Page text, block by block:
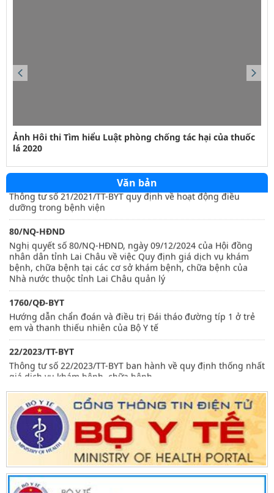
Ảnh Hôi thi Tìm hiểu Luật phòng chống tác hại của thuốc
lá 2020
Văn bản
423/QĐ-BVHTTDL
Quy định quy tắc ứng xử văn hoá trên môi trường số
21/2021/TT-BYT
Thông tư số 21/2021/TT-BYT quy định về hoạt động điều
dưỡng trong bệnh viện
80/NQ-HĐND
Nghị quyết số 80/NQ-HĐND, ngày 09/12/2024 của Hội đồng
nhân dân tỉnh Lai Châu về việc Quy định giá dịch vụ khám
bệnh, chữa bệnh tại các cơ sở khám bệnh, chữa bệnh của
Nhà nước thuộc tỉnh Lai Châu quản lý
1760/QĐ-BYT
Hướng dẫn chẩn đoán và điều trị Đái tháo đường típ 1 ở trẻ
em và thanh thiếu nhiên của Bộ Y tế
22/2023/TT-BYT
Thông tư số 22/2023/TT-BYT ban hành về quy định thống nhất
giá dịch vụ khám bệnh, chữa bệnh
3916/QĐ-BYT
Quyết định 3916/QĐ-BYT, ngày 28/8/2017 của Bộ Y tế về việc
phê duyệt các hướng dẫn kiểm soát nhiễm khuẩn trong các
cơ sở khám bệnh, chữa bệnh
3665/QĐ-BYT
Bộ Y tế ban hành tài liệu Hướng dẫn quy trình kỹ thuật về
Phục hồi chức năng